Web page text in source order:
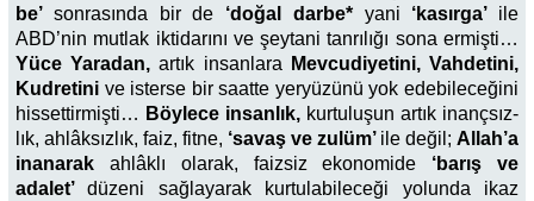
be’ sonrasında bir de ‘doğal darbe* yani ‘kasırga’ ile
ABD’nin mutlak iktidarını ve şeytani tanrılığı sona ermişti…
Yüce Yaradan,artık insanlara
Mevcudiyetini, Vahdetini,
Kudretini ve isterse bir saatte yeryüzünü yok edebileceğini
hissettirmişti… Böylece insanlık, kurtuluşun artık inançsız­
lık, ahlâksızlık, faiz, fitne, ‘savaş ve zulüm’ ile değil; Allah’a
inanarak ahlâklı olarak, faizsiz ekonomide ‘barış ve
adalet’düzeni sağlayarak kurtulabileceği yolunda ikaz